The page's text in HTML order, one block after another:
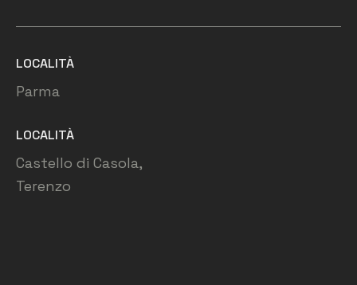
LOCALITÀ
Parma
LOCALITÀ
Castello di Casola,
Terenzo